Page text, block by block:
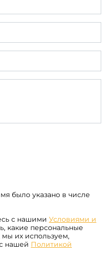
было указано в числе
с нашими Условиями и
какие персональные
их используем,
нашей Политикой